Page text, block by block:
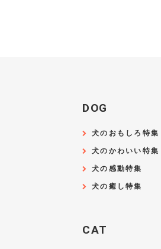
DOG
犬のおもしろ特集
犬のかわいい特集
犬の感動特集
犬の癒し特集
CAT